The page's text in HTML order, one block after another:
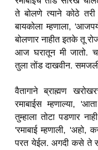
ते बोलणे त्याने कोठे
बायकोला म्हणाला,
बोलणार नाहीत इतके तू
आज घरातून मी जातो.
तुला तोंड दाखवीन.
वैतागाने ब्राह्मण
रमाबाईस म्हणाल्या,
तुम्हाला तोटा पडणार
'रमाबाई म्हणाली, 'अहो,
परत येईल. अगदी कसे ते